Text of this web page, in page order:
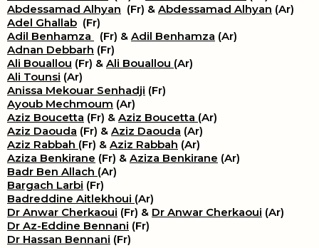
Abdessamad Alhyan (Fr) & Abdessamad Alhyan (Ar)
Adel Ghallab (Fr)
Adil Benhamza
(Fr) & Adil Benhamza (Ar)
Adnan Debbarh (Fr)
Ali Bouallou (Fr) & Ali Bouallou (Ar)
Ali Tounsi (Ar)
Anissa Mekouar Senhadji (Fr)
Ayoub Mechmoum (Ar)
Aziz Boucetta (Fr) & Aziz Boucetta (Ar)
Aziz Daouda (Fr) & Aziz Daouda (Ar)
Aziz Rabbah (Fr) & Aziz Rabbah (Ar)
Aziza Benkirane (Fr) & Aziza Benkirane (Ar)
Badr Ben Allach (Ar)
Bargach Larbi (Fr)
Badreddine Aitlekhoui (Ar)
Dr Anwar Cherkaoui (Fr) & Dr Anwar Cherkaoui (Ar)
Dr Az-Eddine Bennani (Fr)
Dr Hassan Bennani (Fr)